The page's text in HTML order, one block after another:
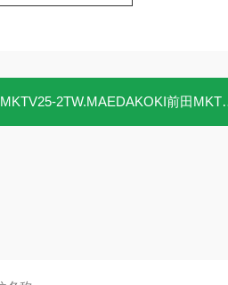
MKTV25-2TW.MAEDAKOKI前田MKTV25-2TW流量信号计